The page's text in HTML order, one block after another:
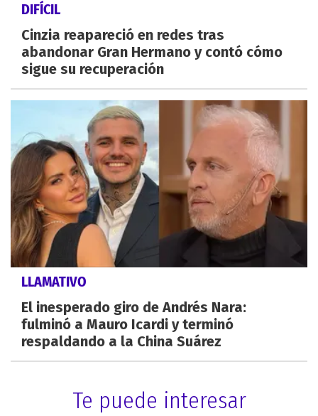
DIFÍCIL
Cinzia reapareció en redes tras
abandonar Gran Hermano y contó cómo
sigue su recuperación
LLAMATIVO
El inesperado giro de Andrés Nara:
fulminó a Mauro Icardi y terminó
respaldando a la China Suárez
Te puede interesar